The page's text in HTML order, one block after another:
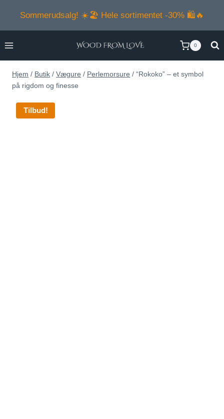
indhold
Sommerudsalg! ☀️🏖️ Hele sortimentet -30% 🛍️🔥
0
Hjem / Butik / Vægure / Perlemorsure / “Rokoko” – et symbol
på rigdom og finesse
Tilbud!